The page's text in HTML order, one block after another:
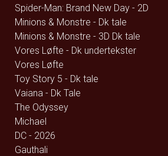
Spider-Man: Brand New Day - 2D
Minions & Monstre - Dk tale
Minions & Monstre - 3D Dk tale
Vores Løfte - Dk undertekster
Vores Løfte
Toy Story 5 - Dk tale
Vaiana - Dk Tale
The Odyssey
Michael
DC - 2026
Gauthali